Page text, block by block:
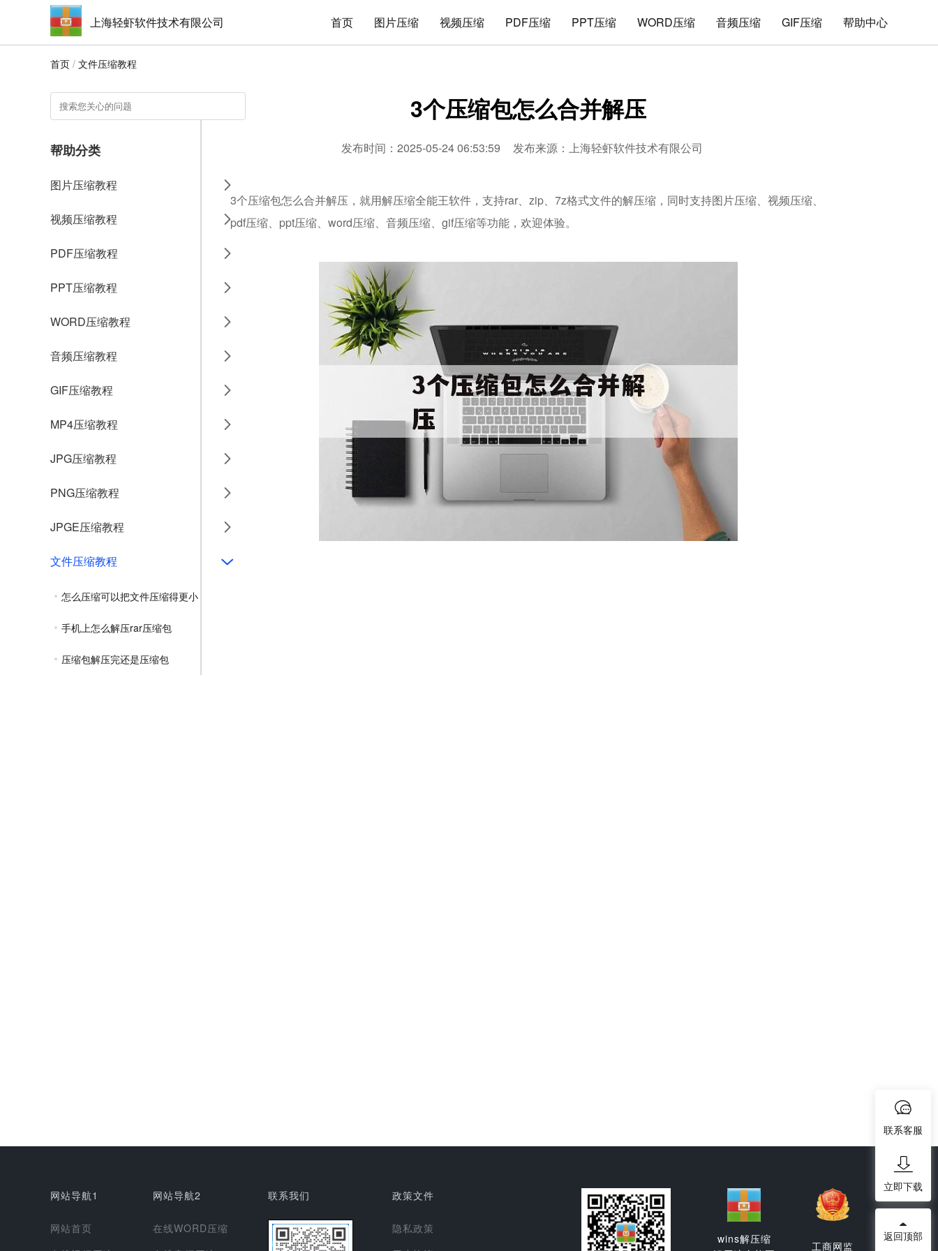
上海轻虾软件技术有限公司 首页 图片压缩 视频压缩 PDF压缩 PPT压缩 WORD压缩 音频压缩 GIF压缩 帮助中心
首页 / 文件压缩教程
帮助分类
图片压缩教程
视频压缩教程
PDF压缩教程
PPT压缩教程
WORD压缩教程
音频压缩教程
GIF压缩教程
MP4压缩教程
JPG压缩教程
PNG压缩教程
JPGE压缩教程
文件压缩教程
怎么压缩可以把文件压缩得更小
手机上怎么解压rar压缩包
压缩包解压完还是压缩包
3个压缩包怎么合并解压
发布时间：2025-05-24 06:53:59 发布来源：上海轻虾软件技术有限公司
3个压缩包怎么合并解压，就用解压缩全能王软件，支持rar、zip、7z格式文件的解压缩，同时支持图片压缩、视频压缩、
pdf压缩、ppt压缩、word压缩、音频压缩、gif压缩等功能，欢迎体验。
网站导航1
网站首页
网站导航2
在线WORD压缩
联系我们 政策文件
隐私政策
wins解压缩
工商网监
联系客服
立即下载
返回顶部